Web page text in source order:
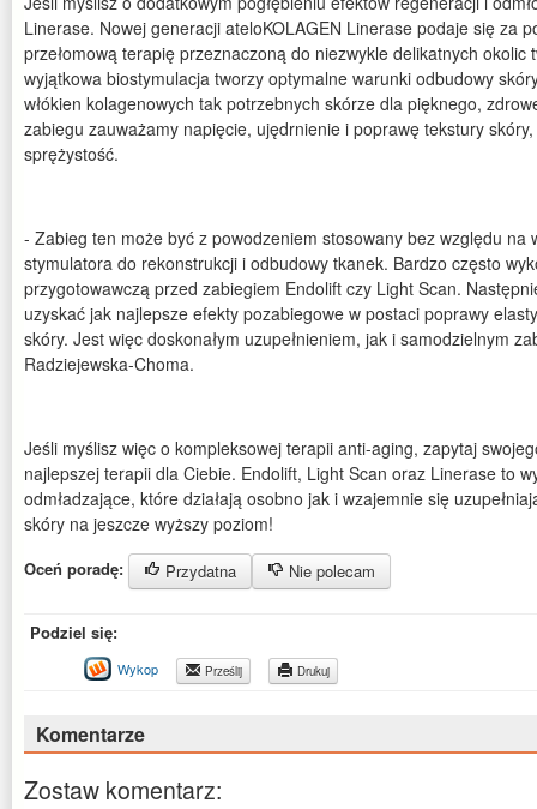
Linerase. Nowej generacji ateloKOLAGEN Linerase podaje się za
przełomową terapię przeznaczoną do niezwykle delikatnych okolic
wyjątkowa biostymulacja tworzy optymalne warunki odbudowy
włókien kolagenowych tak potrzebnych skórze dla pięknego,
zabiegu zauważamy napięcie, ujędrnienie i poprawę tekstury
sprężystość.
- Zabieg ten może być z powodzeniem stosowany bez względu na
stymulatora do rekonstrukcji i odbudowy tkanek. Bardzo często
przygotowawczą przed zabiegiem Endolift czy Light Scan.
uzyskać jak najlepsze efekty pozabiegowe w postaci poprawy
skóry. Jest więc doskonałym uzupełnieniem, jak i samodzielnym
Radziejewska-Choma.
Jeśli myślisz więc o kompleksowej terapii anti-aging, zapytaj
najlepszej terapii dla Ciebie. Endolift, Light Scan oraz Linerase to
odmładzające, które działają osobno jak i wzajemnie się
skóry na jeszcze wyższy poziom!
Oceń poradę: Przydatna Nie polecam
Podziel się:
Wykop Prześlij Drukuj
Komentarze
Zostaw komentarz: